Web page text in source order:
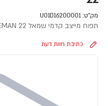
מק"ט: U01D16200001
תפוח מייצב קדמי שמאל FUGLEMAN 22
כתיבת חוות דעת